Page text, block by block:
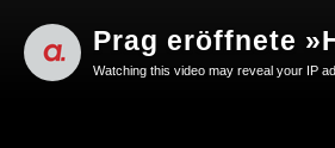
Prag eröffnete
Watching this video may reveal your IP